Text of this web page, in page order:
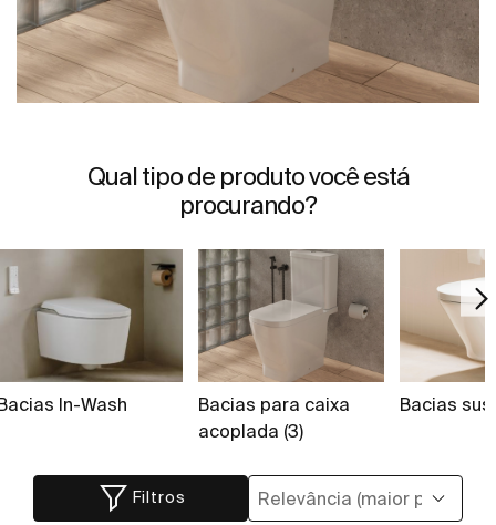
Qual tipo de produto você está
procurando?
In-Wash
Bacias para caixa
acoplada (3)
Bacias
Filtros